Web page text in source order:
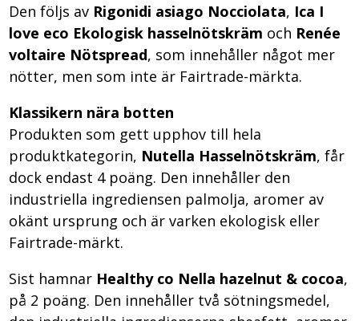
Den följs av Rigonidi asiago Nocciolata, Ica I
love eco Ekologisk hasselnötskräm och Renée
voltaire Nötspread, som innehåller något mer
nötter, men som inte är Fairtrade-märkta.
Klassikern nära botten
Produkten som gett upphov till hela
produktkategorin, Nutella Hasselnötskräm, får
dock endast 4 poäng. Den innehåller den
industriella ingrediensen palmolja, aromer av
okänt ursprung och är varken ekologisk eller
Fairtrade-märkt.
Sist hamnar Healthy co Nella hazelnut & cocoa,
på 2 poäng. Den innehåller två sötningsmedel,